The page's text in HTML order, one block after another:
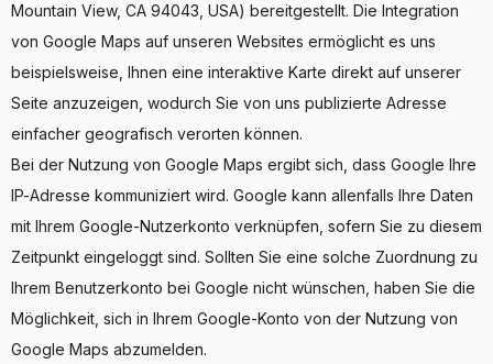
Mountain View, CA 94043, USA) bereitgestellt. Die Integration
von Google Maps auf unseren Websites ermöglicht es uns
beispielsweise, Ihnen eine interaktive Karte direkt auf unserer
Seite anzuzeigen, wodurch Sie von uns publizierte Adresse
einfacher geografisch verorten können.
Bei der Nutzung von Google Maps ergibt sich, dass Google Ihre
IP-Adresse kommuniziert wird. Google kann allenfalls Ihre Daten
mit Ihrem Google-Nutzerkonto verknüpfen, sofern Sie zu diesem
Zeitpunkt eingeloggt sind. Sollten Sie eine solche Zuordnung zu
Ihrem Benutzerkonto bei Google nicht wünschen, haben Sie die
Möglichkeit, sich in Ihrem Google-Konto von der Nutzung von
Google Maps abzumelden.